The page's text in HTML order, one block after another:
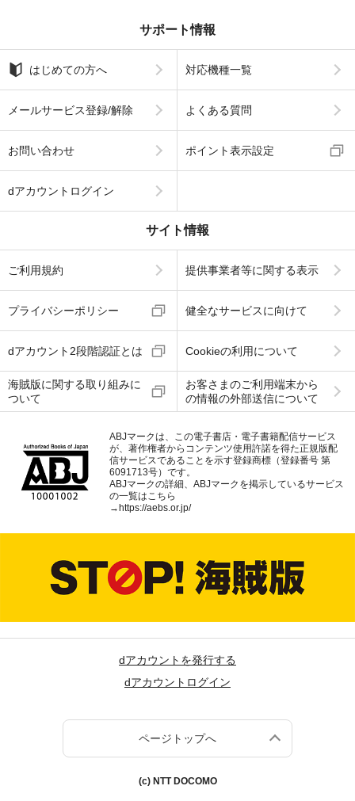
サポート情報
はじめての方へ 対応機種一覧
メールサービス登録/解除 よくある質問
お問い合わせ ポイント表示設定
dアカウントログイン
サイト情報
ご利用規約 提供事業者等に関する表示
プライバシーポリシー 健全なサービスに向けて
dアカウント2段階認証とは Cookieの利用について
海賊版に関する取り組みに
ついて
お客さまのご利用端末から
の情報の外部送信について
ABJマークは、この電子書店・電子書籍配信サービス
が、著作権者からコンテンツ使用許諾を得た正規版配
信サービスであることを示す登録商標（登録番号 第
6091713号）です。
ABJマークの詳細、ABJマークを掲示しているサービス
の一覧はこちら
→https://aebs.or.jp/
dアカウントを発行する
dアカウントログイン
ページトップへ
(c) NTT DOCOMO